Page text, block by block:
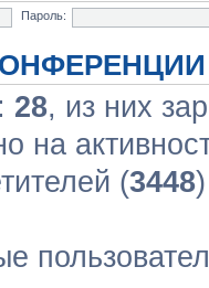
Пароль:
28, из них
на
(3448